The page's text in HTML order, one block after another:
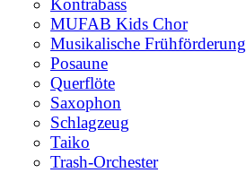
Kontrabass
MUFAB Kids Chor
Musikalische Frühförderung
Posaune
Querflöte
Saxophon
Schlagzeug
Taiko
Trash-Orchester